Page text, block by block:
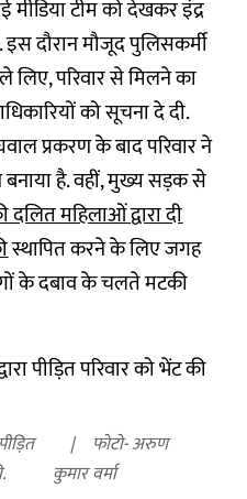
टीम को देखकर इंद्र
इस दौरान मौजूद पुलिसकर्मी
लिए, परिवार से मिलने का
को सूचना दे दी.
प्रकरण के बाद परिवार ने
है. वहीं, मुख्य सड़क से
महिलाओं द्वारा दी
स्थापित करने के लिए जगह
के दबाव के चलते मटकी
फोटो- अरुण
कुमार वर्मा